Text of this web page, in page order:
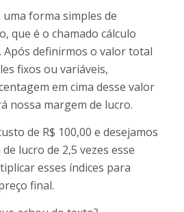
forma simples de
que é o chamado cálculo
Após definirmos o valor total
fixos ou variáveis,
em cima desse valor
nossa margem de lucro.
de R$ 100,00 e desejamos
lucro de 2,5 vezes esse
esses índices para
final.